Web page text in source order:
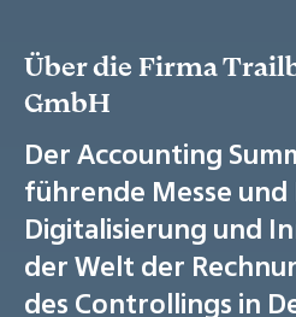
Über die Firma
GmbH
Der Accounting
führende Messe
Digitalisierung und
der Welt der
des Controllings in